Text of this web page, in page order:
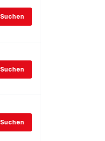
Suchen
Suchen
Suchen